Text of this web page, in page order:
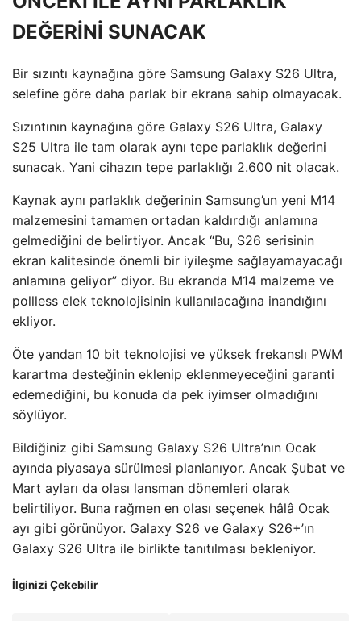
DEĞERİNİ SUNACAK
Bir sızıntı kaynağına göre Samsung Galaxy S26 Ultra,
selefine göre daha parlak bir ekrana sahip olmayacak.
Sızıntının kaynağına göre Galaxy S26 Ultra, Galaxy
S25 Ultra ile tam olarak aynı tepe parlaklık değerini
sunacak. Yani cihazın tepe parlaklığı 2.600 nit olacak.
Kaynak aynı parlaklık değerinin Samsung’un yeni M14
malzemesini tamamen ortadan kaldırdığı anlamına
gelmediğini de belirtiyor. Ancak “Bu, S26 serisinin
ekran kalitesinde önemli bir iyileşme sağlayamayacağı
anlamına geliyor” diyor. Bu ekranda M14 malzeme ve
pollless elek teknolojisinin kullanılacağına inandığını
ekliyor.
Öte yandan 10 bit teknolojisi ve yüksek frekanslı PWM
karartma desteğinin eklenip eklenmeyeceğini garanti
edemediğini, bu konuda da pek iyimser olmadığını
söylüyor.
Bildiğiniz gibi Samsung Galaxy S26 Ultra’nın Ocak
ayında piyasaya sürülmesi planlanıyor. Ancak Şubat ve
Mart ayları da olası lansman dönemleri olarak
belirtiliyor. Buna rağmen en olası seçenek hâlâ Ocak
ayı gibi görünüyor. Galaxy S26 ve Galaxy S26+’ın
Galaxy S26 Ultra ile birlikte tanıtılması bekleniyor.
İlginizi Çekebilir